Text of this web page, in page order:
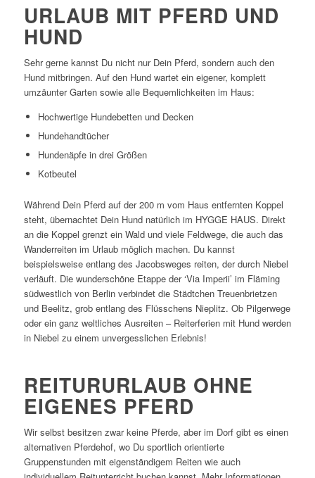
URLAUB MIT PFERD UND
HUND
Sehr gerne kannst Du nicht nur Dein Pferd, sondern auch den
Hund mitbringen. Auf den Hund wartet ein eigener, komplett
umzäunter Garten sowie alle Bequemlichkeiten im Haus:
Hochwertige Hundebetten und Decken
Hundehandtücher
Hundenäpfe in drei Größen
Kotbeutel
Während Dein Pferd auf der 200 m vom Haus entfernten Koppel
steht, übernachtet Dein Hund natürlich im HYGGE HAUS. Direkt
an die Koppel grenzt ein Wald und viele Feldwege, die auch das
Wanderreiten im Urlaub möglich machen. Du kannst
beispielsweise entlang des Jacobsweges reiten, der durch Niebel
verläuft. Die wunderschöne Etappe der ‘Via Imperii’ im Fläming
südwestlich von Berlin verbindet die Städtchen Treuenbrietzen
und Beelitz, grob entlang des Flüsschens Nieplitz. Ob Pilgerwege
oder ein ganz weltliches Ausreiten – Reiterferien mit Hund werden
in Niebel zu einem unvergesslichen Erlebnis!
REITURURLAUB OHNE
EIGENES PFERD
Wir selbst besitzen zwar keine Pferde, aber im Dorf gibt es einen
alternativen Pferdehof, wo Du sportlich orientierte
Gruppenstunden mit eigenständigem Reiten wie auch